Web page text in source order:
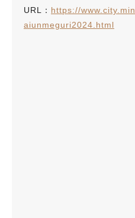
URL： https://
aiunmeguri2024.html